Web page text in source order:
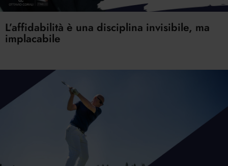
L’affidabilità è una disciplina invisibile, ma
implacabile